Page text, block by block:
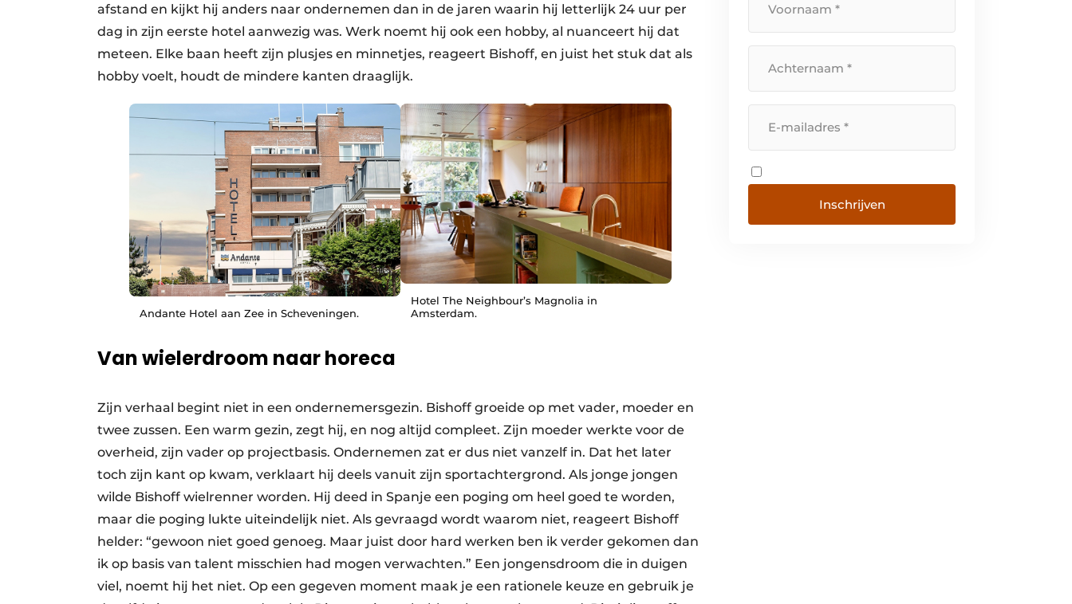
afstand en kijkt hij anders naar ondernemen dan in de jaren waarin hij letterlijk 24 uur per
dag in zijn eerste hotel aanwezig was. Werk noemt hij ook een hobby, al nuanceert hij dat
meteen. Elke baan heeft zijn plusjes en minnetjes, reageert Bishoff, en juist het stuk dat als
hobby voelt, houdt de mindere kanten draaglijk.
Andante Hotel aan Zee in Scheveningen.
Hotel The Neighbour’s Magnolia in
Amsterdam.
Van wielerdroom naar horeca
Zijn verhaal begint niet in een ondernemersgezin. Bishoff groeide op met vader, moeder en
twee zussen. Een warm gezin, zegt hij, en nog altijd compleet. Zijn moeder werkte voor de
overheid, zijn vader op projectbasis. Ondernemen zat er dus niet vanzelf in. Dat het later
toch zijn kant op kwam, verklaart hij deels vanuit zijn sportachtergrond. Als jonge jongen
wilde Bishoff wielrenner worden. Hij deed in Spanje een poging om heel goed te worden,
maar die poging lukte uiteindelijk niet. Als gevraagd wordt waarom niet, reageert Bishoff
helder: “gewoon niet goed genoeg. Maar juist door hard werken ben ik verder gekomen dan
ik op basis van talent misschien had mogen verwachten.” Een jongensdroom die in duigen
viel, noemt hij het niet. Op een gegeven moment maak je een rationele keuze en gebruik je
Inschrijven